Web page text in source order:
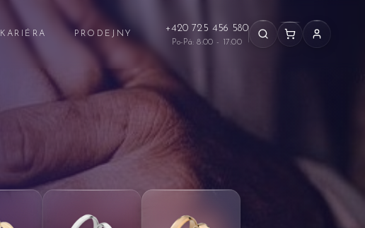
KARIÉRA PRODEJNY +420 725 456 580
Po-Pá: 8:00 - 17:00